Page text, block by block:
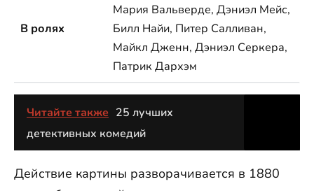
В ролях
Мария Вальверде, Дэниэл Мейс,
Билл Найи, Питер Салливан,
Майкл Дженн, Дэниэл Серкера,
Патрик Дархэм
Читайте также 25 лучших
детективных комедий
Действие картины разворачивается в 1880